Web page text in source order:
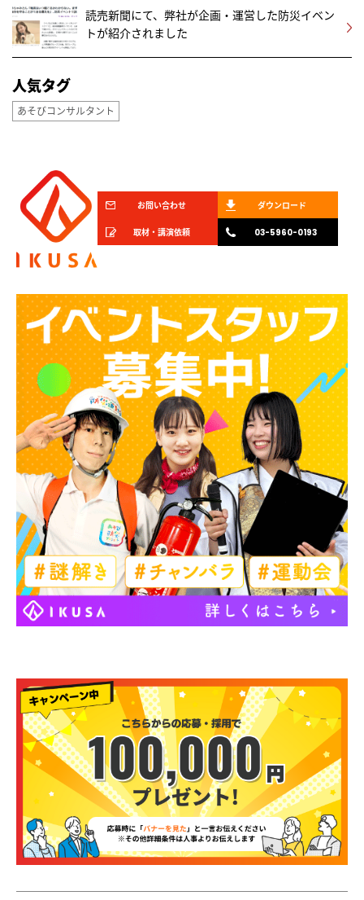
読売新聞にて、弊社が企画・運営した防災イベン
トが紹介されました
人気タグ
あそびコンサルタント
お問い合わせ ダウンロード
取材・講演依頼 03-5960-0193